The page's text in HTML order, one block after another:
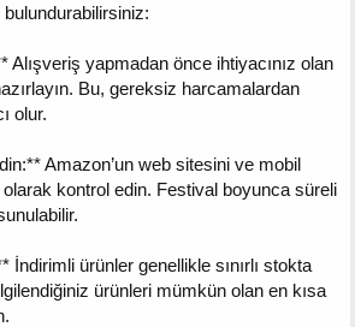
bulundurabilirsiniz:
Alışveriş yapmadan önce ihtiyacınız olan
Bu, gereksiz harcamalardan
olur.
Amazon’un web sitesini ve mobil
olarak kontrol edin. Festival boyunca süreli
İndirimli ürünler genellikle sınırlı stokta
ürünleri mümkün olan en kısa